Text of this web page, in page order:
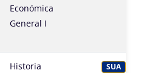
Económica
General I
Historia
SUA